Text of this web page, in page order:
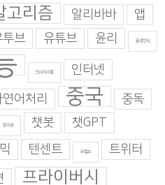
고리즘 알리바바
앱
투브 유튜브 윤리 음성인식
인스타그램 인터넷
연어처리 중국
중독
창의성 챗봇
챗GPT
텐센트 트럼프 트위터
프라이버시